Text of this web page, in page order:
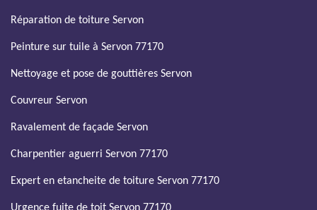
Réparation de toiture Servon
Peinture sur tuile à Servon 77170
Nettoyage et pose de gouttières Servon
Couvreur Servon
Ravalement de façade Servon
Charpentier aguerri Servon 77170
Expert en etancheite de toiture Servon 77170